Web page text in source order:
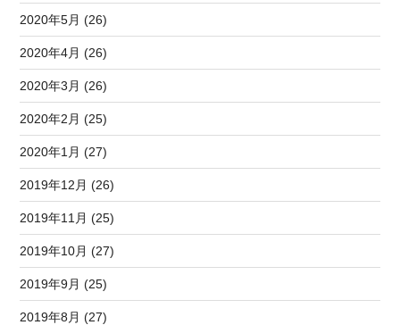
2020年5月 (26)
2020年4月 (26)
2020年3月 (26)
2020年2月 (25)
2020年1月 (27)
2019年12月 (26)
2019年11月 (25)
2019年10月 (27)
2019年9月 (25)
2019年8月 (27)